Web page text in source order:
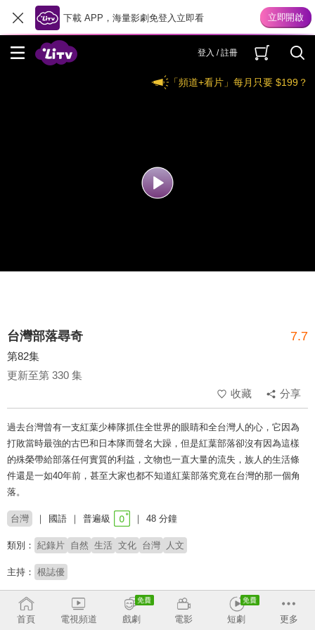
下載 APP，海量影劇免登入立即看
登入 / 註冊
「頻道+看片」每月只要 $199？
台灣部落尋奇 7.7
第82集
更新至第 330 集
收藏
分享
過去台灣曾有一支紅葉少棒隊抓住全世界的眼睛和全台灣人的心，它因為
打敗當時最強的古巴和日本隊而聲名大躁，但是紅葉部落卻沒有因為這樣
的殊榮帶給部落任何實質的利益，文物也一直大量的流失，族人的生活條
件還是一如40年前，甚至大家也都不知道紅葉部落究竟在台灣的那一個角
落。
台灣 國語 普遍級 48 分鐘
類別： 紀錄片 自然 生活 文化 台灣 人文
主持： 根誌優
收回
首頁
電視頻道 戲劇 電影 短劇 更多